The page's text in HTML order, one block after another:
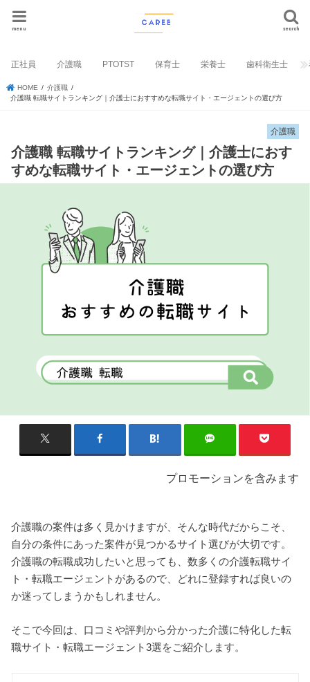
search
menu
正社員 介護職 PTOTST 保育士 栄養士 歯科衛生士
HOME
介護職
介護職 転職サイトランキング｜介護士におすすめな転職サイト・エージェントの選び方
介護職
介護職 転職サイトランキング｜介護士におす
すめな転職サイト・エージェントの選び方
プロモーションを含みます
介護職の案件は多く見かけますが、そんな時代だからこそ、
自分の条件にあった案件が見つかるサイト選びが大切です。
介護職の転職成功したいと思っても、数多くの介護転職サイ
ト・転職エージェントがあるので、どれに登録すれば良いの
か迷ってしまうかもしれません。
そこで今回は、口コミや評判から分かった介護に特化した転
職サイト・転職エージェント3選をご紹介します。